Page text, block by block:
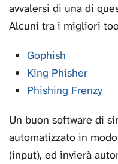
avvalersi di una di
Alcuni tra i migliori
Gophish
King Phisher
Phishing Frenzy
Un buon software di
automatizzato in
(input), ed invierà